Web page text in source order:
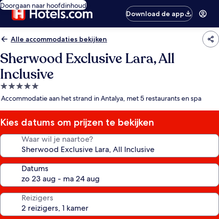
Doorgaan naar hoofdinhoud
Download de app
Alle accommodaties bekijken
Sherwood Exclusive Lara, All
Inclusive
5.0-
sterrenaccommodatie
Accommodatie aan het strand in Antalya, met 5 restaurants en spa
Kies datums om prijzen te bekijken
Waar wil je naartoe?
Datums
Reizigers